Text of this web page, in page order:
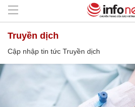
Truyền dịch
Cập nhập tin tức Truyền dịch